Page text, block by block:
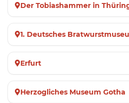
Der Tobiashammer in
1. Deutsches
Erfurt
Herzogliches Museum Gotha